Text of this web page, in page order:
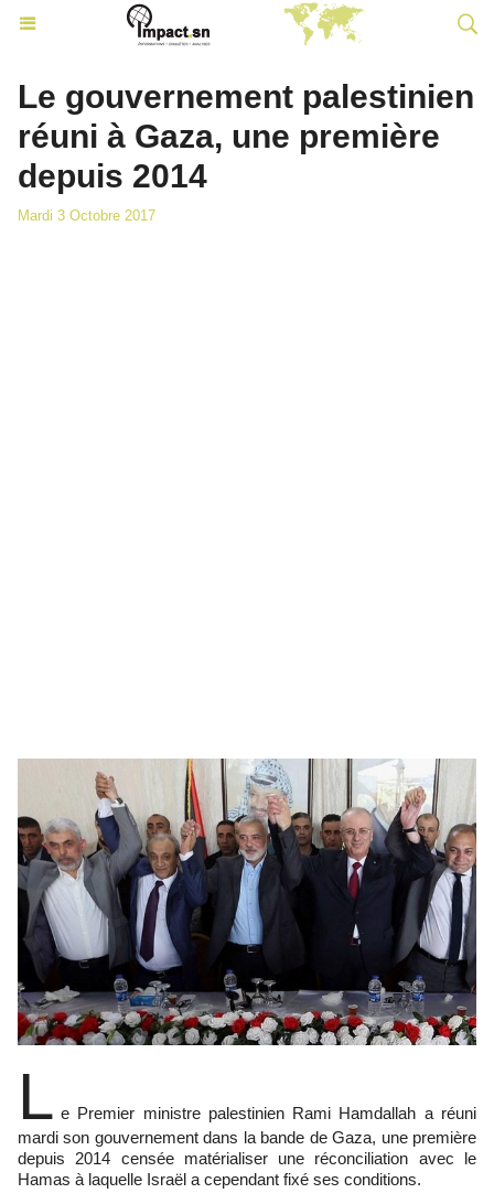
Le gouvernement palestinien
réuni à Gaza, une première
depuis 2014
Mardi 3 Octobre 2017
L e Premier ministre palestinien Rami Hamdallah a réuni
mardi son gouvernement dans la bande de Gaza, une première
depuis 2014 censée matérialiser une réconciliation avec le
Hamas à laquelle Israël a cependant fixé ses conditions.